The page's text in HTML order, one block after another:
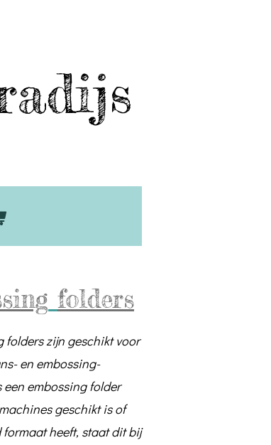
folders
folders zijn geschikt voor
en embossing-
een embossing folder
geschikt is of
formaat heeft, staat dit bij